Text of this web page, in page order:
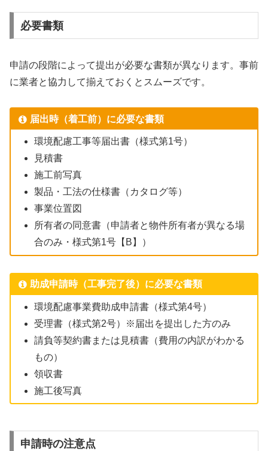
必要書類
申請の段階によって提出が必要な書類が異なります。事前
に業者と協力して揃えておくとスムーズです。
届出時（着工前）に必要な書類
環境配慮工事等届出書（様式第1号）
見積書
施工前写真
製品・工法の仕様書（カタログ等）
事業位置図
所有者の同意書（申請者と物件所有者が異なる場
合のみ・様式第1号【B】）
助成申請時（工事完了後）に必要な書類
環境配慮事業費助成申請書（様式第4号）
受理書（様式第2号）※届出を提出した方のみ
請負等契約書または見積書（費用の内訳がわかる
もの）
領収書
施工後写真
申請時の注意点